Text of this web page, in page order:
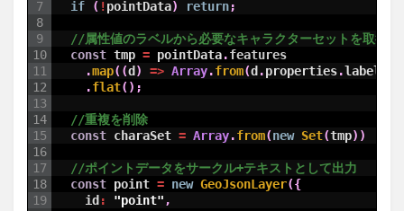
7
8
9
10
11
12
13
14
15
16
17
18
19
if
( !pointData) return;
//属性値のラベルから必要なキャラクターセットを取得す
const tmp = pointData.features
.map( (d ) => Array.from(d .properties.label
.flat() ;
//重複を削除
const charaSet = Array.from(new Set(tmp) )
//ポイントデータをサークル+テキストとして出力
const point = new GeoJsonLayer({
id : "point" ,